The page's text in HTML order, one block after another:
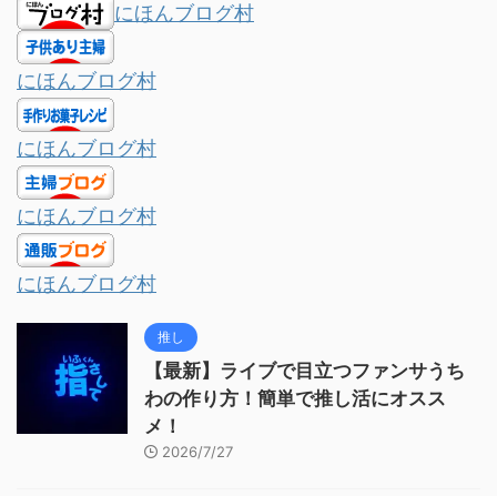
にほんブログ村
にほんブログ村
にほんブログ村
にほんブログ村
にほんブログ村
推し
【最新】ライブで目立つファンサうち
わの作り方！簡単で推し活にオスス
メ！
2026/7/27